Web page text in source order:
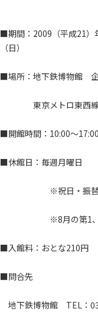
■期間：2009（平成21）
（日）
■場所：地下鉄博物館
東京メトロ東西線
■開館時間：10:00～
■休館日：毎週月曜日
※祝日・振替休日
※8月の第1、2週
■入館料：おとな210円
■問合先
地下鉄博物館 TEL：